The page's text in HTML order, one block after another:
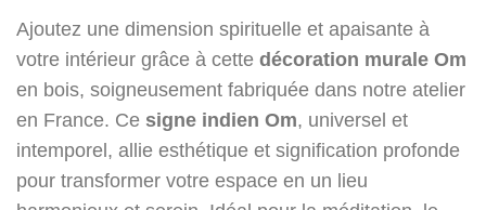
Ajoutez une dimension spirituelle et apaisante à
votre intérieur grâce à cette décoration murale Om
en bois, soigneusement fabriquée dans notre atelier
en France. Ce signe indien Om, universel et
intemporel, allie esthétique et signification profonde
pour transformer votre espace en un lieu